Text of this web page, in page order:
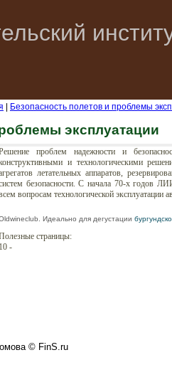
Безопасность полетов и проблемы
эксплуатации
проблем надежности и
и технологическими
летательных аппаратов,
безопасности. С начала 70-х годов
вопросам технологической эксплуатации
Идеально для дегустации
страницы:
10 -
© FinS.ru